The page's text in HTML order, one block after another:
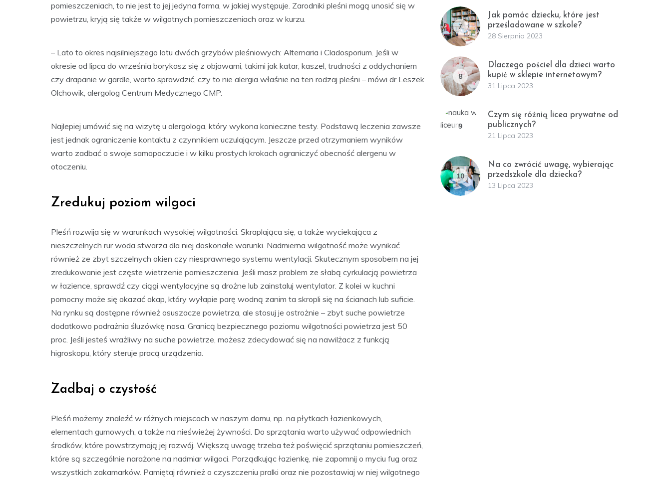
pomieszczeniach, to nie jest to jej jedyna forma, w jakiej występuje. Zarodniki pleśni mogą unosić się w
powietrzu, kryją się także w wilgotnych pomieszczeniach oraz w kurzu.
– Lato to okres najsilniejszego lotu dwóch grzybów pleśniowych: Alternaria i Cladosporium. Jeśli w
okresie od lipca do września borykasz się z objawami, takimi jak katar, kaszel, trudności z oddychaniem
czy drapanie w gardle, warto sprawdzić, czy to nie alergia właśnie na ten rodzaj pleśni – mówi dr Leszek
Olchowik, alergolog Centrum Medycznego CMP.
Najlepiej umówić się na wizytę u alergologa, który wykona konieczne testy. Podstawą leczenia zawsze
jest jednak ograniczenie kontaktu z czynnikiem uczulającym. Jeszcze przed otrzymaniem wyników
warto zadbać o swoje samopoczucie i w kilku prostych krokach ograniczyć obecność alergenu w
otoczeniu.
Zredukuj poziom wilgoci
Pleśń rozwija się w warunkach wysokiej wilgotności. Skraplająca się, a także wyciekająca z
nieszczelnych rur woda stwarza dla niej doskonałe warunki. Nadmierna wilgotność może wynikać
również ze zbyt szczelnych okien czy niesprawnego systemu wentylacji. Skutecznym sposobem na jej
zredukowanie jest częste wietrzenie pomieszczenia. Jeśli masz problem ze słabą cyrkulacją powietrza
w łazience, sprawdź czy ciągi wentylacyjne są drożne lub zainstaluj wentylator. Z kolei w kuchni
pomocny może się okazać okap, który wyłapie parę wodną zanim ta skropli się na ścianach lub suficie.
Na rynku są dostępne również osuszacze powietrza, ale stosuj je ostrożnie – zbyt suche powietrze
dodatkowo podrażnia śluzówkę nosa. Granicą bezpiecznego poziomu wilgotności powietrza jest 50
proc. Jeśli jesteś wrażliwy na suche powietrze, możesz zdecydować się na nawilżacz z funkcją
higroskopu, który steruje pracą urządzenia.
Zadbaj o czystość
Pleśń możemy znaleźć w różnych miejscach w naszym domu, np. na płytkach łazienkowych,
elementach gumowych, a także na nieświeżej żywności. Do sprzątania warto używać odpowiednich
środków, które powstrzymają jej rozwój. Większą uwagę trzeba też poświęcić sprzątaniu pomieszczeń,
które są szczególnie narażone na nadmiar wilgoci. Porządkując łazienkę, nie zapomnij o myciu fug oraz
wszystkich zakamarków. Pamiętaj również o czyszczeniu pralki oraz nie pozostawiaj w niej wilgotnego
7
Jak pomóc dziecku, które jest
prześladowane w szkole?
28 Sierpnia 2023
8
Dlaczego pościel dla dzieci warto
kupić w sklepie internetowym?
31 Lipca 2023
9
Czym się różnią licea prywatne od
publicznych?
21 Lipca 2023
10
Na co zwrócić uwagę, wybierając
przedszkole dla dziecka?
13 Lipca 2023